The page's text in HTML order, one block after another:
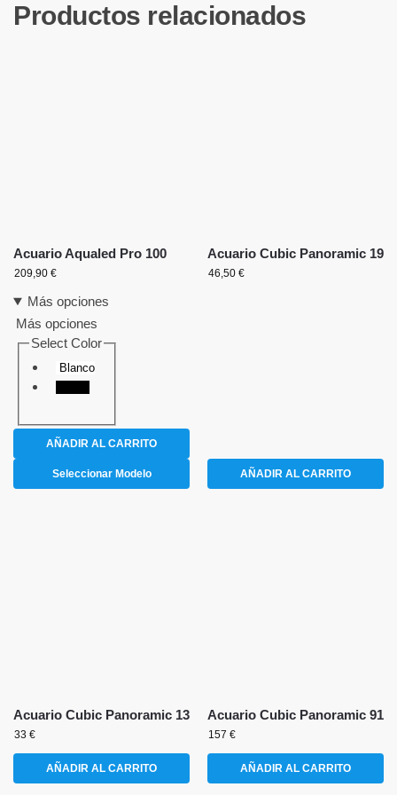
Productos relacionados
Acuario Aqualed Pro 100
209,90 €
Más opciones
Más opciones
Select Color
Blanco
AÑADIR AL CARRITO
Seleccionar Modelo
Acuario Cubic Panoramic 19
46,50 €
AÑADIR AL CARRITO
Acuario Cubic Panoramic 13
33 €
AÑADIR AL CARRITO
Acuario Cubic Panoramic 91
157 €
AÑADIR AL CARRITO